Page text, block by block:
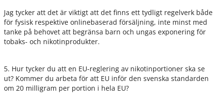
Jag tycker att det är viktigt att det finns ett tydligt regelverk både
för fysisk respektive onlinebaserad försäljning, inte minst med
tanke på behovet att begränsa barn och ungas exponering för
tobaks- och nikotinprodukter.
5. Hur tycker du att en EU-reglering av nikotinportioner ska se
ut? Kommer du arbeta för att EU inför den svenska standarden
om 20 milligram per portion i hela EU?